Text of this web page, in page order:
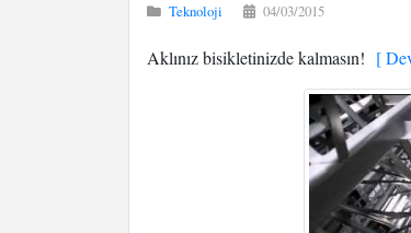
Teknoloji 04/03/2015
Aklınız bisikletinizde kalmasın! [